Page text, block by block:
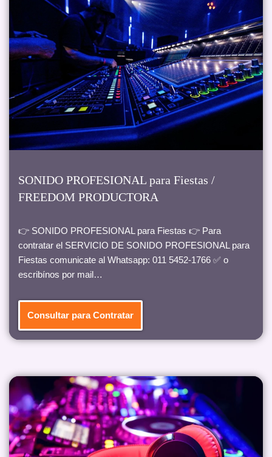
SONIDO PROFESIONAL para Fiestas /
FREEDOM PRODUCTORA
👉 SONIDO PROFESIONAL para Fiestas 👉 Para
contratar el SERVICIO DE SONIDO PROFESIONAL para
Fiestas comunicate al Whatsapp: 011 5452-1766 ✅ o
escribínos por mail…
Consultar para Contratar